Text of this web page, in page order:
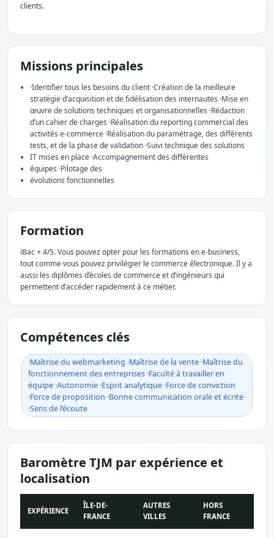
clients.
Missions principales
·Identifier tous les besoins du client ·Création de la meilleure
stratégie d’acquisition et de fidélisation des internautes ·Mise en
œuvre de solutions techniques et organisationnelles ·Rédaction
d’un cahier de charges ·Réalisation du reporting commercial des
activités e-commerce ·Réalisation du paramétrage, des différents
tests, et de la phase de validation ·Suivi technique des solutions
IT mises en place ·Accompagnement des différentes
équipes ·Pilotage des
évolutions fonctionnelles
Formation
iBac + 4/5. Vous pouvez opter pour les formations en e-business,
tout comme vous pouvez privilégier le commerce électronique. Il y a
aussi les diplômes d’écoles de commerce et d’ingénieurs qui
permettent d’accéder rapidement à ce métier.
Compétences clés
·Maîtrise du webmarketing ·Maîtrise de la vente ·Maîtrise du
fonctionnement des entreprises ·Faculté à travailler en
équipe ·Autonomie ·Esprit analytique ·Force de conviction
·Force de proposition ·Bonne communication orale et écrite
·Sens de l’écoute
Baromètre TJM par expérience et
localisation
EXPÉRIENCE
ÎLE-DE-
FRANCE
AUTRES
VILLES
HORS
FRANCE